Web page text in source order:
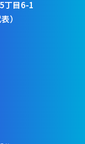
丁目6-1
）